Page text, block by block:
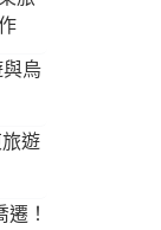
烏
遊
！